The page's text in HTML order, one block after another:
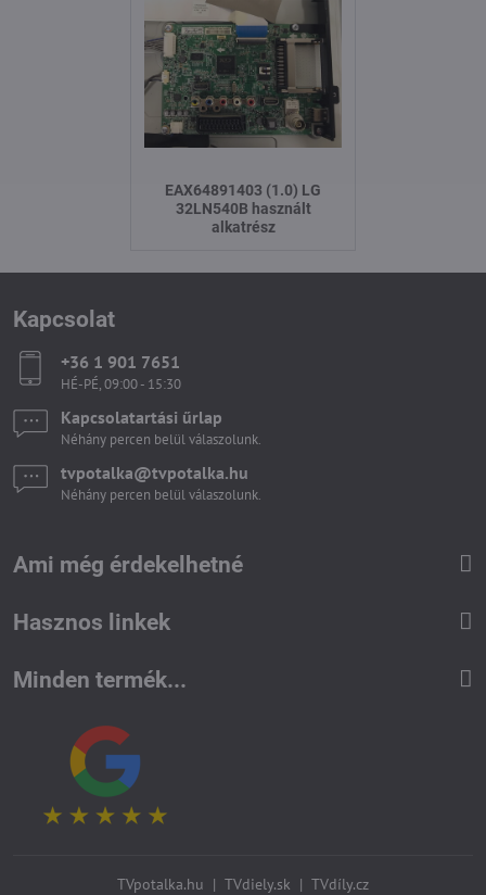
EAX64891403 (1.0) LG
32LN540B használt
alkatrész
Kapcsolat
+36 1 901 7651
HÉ-PÉ, 09:00 - 15:30
Kapcsolatartási űrlap
Néhány percen belül válaszolunk.
tvpotalka​@tvpotalka​.hu
Néhány percen belül válaszolunk.
Ami még érdekelhetné
Hasznos linkek
Minden termék...
TVpotalka.hu | TVdiely.sk | TVdíly.cz